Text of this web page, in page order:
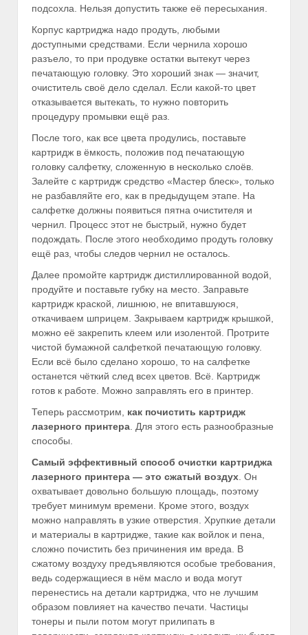
подсохла. Нельзя допустить также её пересыхания.
Корпус картриджа надо продуть, любыми
доступными средствами. Если чернила хорошо
разъело, то при продувке остатки вытекут через
печатающую головку. Это хороший знак — значит,
очиститель своё дело сделал. Если какой-то цвет
отказывается вытекать, то нужно повторить
процедуру промывки ещё раз.
После того, как все цвета продулись, поставьте
картридж в ёмкость, положив под печатающую
головку салфетку, сложенную в несколько слоёв.
Залейте с картридж средство «Мастер блеск», только
не разбавляйте его, как в предыдущем этапе. На
салфетке должны появиться пятна очистителя и
чернил. Процесс этот не быстрый, нужно будет
подождать. После этого необходимо продуть головку
ещё раз, чтобы следов чернил не осталось.
Далее промойте картридж дистиллированной водой,
продуйте и поставьте губку на место. Заправьте
картридж краской, лишнюю, не впитавшуюся,
откачиваем шприцем. Закрываем картридж крышкой,
можно её закрепить клеем или изолентой. Протрите
чистой бумажной салфеткой печатающую головку.
Если всё было сделано хорошо, то на салфетке
останется чёткий след всех цветов. Всё. Картридж
готов к работе. Можно заправлять его в принтер.
Теперь рассмотрим, как почистить картридж
лазерного принтера . Для этого есть разнообразные
способы.
Самый эффективный способ очистки картриджа
лазерного принтера — это сжатый воздух . Он
охватывает довольно большую площадь, поэтому
требует минимум времени. Кроме этого, воздух
можно направлять в узкие отверстия. Хрупкие детали
и материалы в картридже, такие как войлок и пена,
сложно почистить без причинения им вреда. В
сжатому воздуху предъявляются особые требования,
ведь содержащиеся в нём масло и вода могут
перенестись на детали картриджа, что не лучшим
образом повлияет на качество печати. Частицы
тонеры и пыли потом могут прилипать в